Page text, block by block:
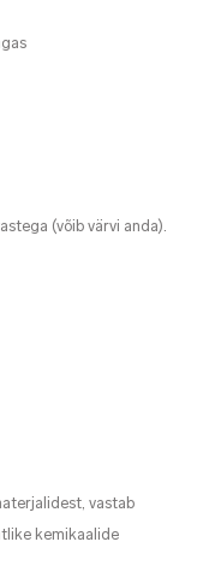
(võib värvi anda).
vastab
kemikaalide